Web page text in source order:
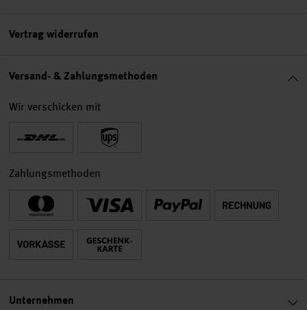
Vertrag widerrufen
Versand- & Zahlungsmethoden
Wir verschicken mit
Zahlungsmethoden
Unternehmen